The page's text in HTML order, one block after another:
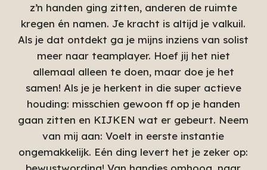
z’n handen ging zitten, anderen de ruimte
kregen én namen. Je kracht is altijd je valkuil.
Als je dat ontdekt ga je mijns inziens van solist
meer naar teamplayer. Hoef jij het niet
allemaal alleen te doen, maar doe je het
samen! Als je je herkent in die super actieve
houding: misschien gewoon ff op je handen
gaan zitten en KIJKEN wat er gebeurt. Neem
van mij aan: Voelt in eerste instantie
ongemakkelijk. Eén ding levert het je zeker op: